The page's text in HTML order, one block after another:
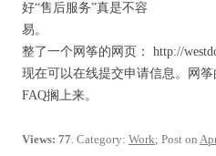
好“售后服务”真是不容
易。
整了一个网筝的网页： http://
现在可以在线提交申请信息。网
FAQ搁上来。
Views: 77. Category: Work; Post on